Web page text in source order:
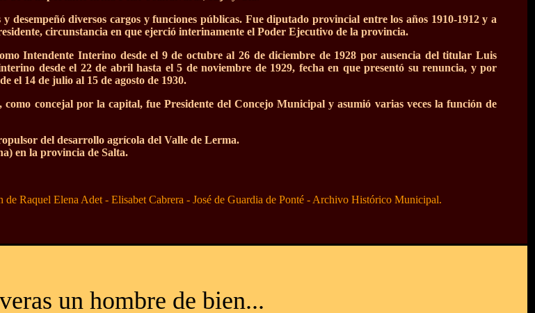
diversos cargos y funciones públicas. Fue diputado provincial entre los años 1910-1912 y a
circunstancia en que ejerció interinamente el Poder Ejecutivo de la provincia.
Intendente Interino desde el 9 de octubre al 26 de diciembre de 1928 por ausencia del titular Luis
desde el 22 de abril hasta el 5 de noviembre de 1929, fecha en que presentó su renuncia, y por
el 14 de julio al 15 de agosto de 1930.
concejal por la capital, fue Presidente del Concejo Municipal y asumió varias veces la función de
del desarrollo agrícola del Valle de Lerma.
en la provincia de Salta.
Raquel Elena Adet - Elisabet Cabrera - José de Guardia de Ponté - Archivo Histórico Municipal.
un hombre de bien...